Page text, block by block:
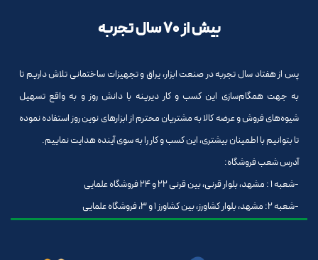
بیش از 70 سال تجربه
پس از هفتاد سال تجربه در صنعت ابزار، یراق و تجهیزات ساختمانی تلاش داریم تا
به جهت همگام‌سازی این کسب و کار دیرینه با دانش روز و به واقع تسهیل
شیوه‌های فروش و عرضه کالا به مشتریان محترم از ابزارهای نوین روز استفاده نموده
تا بتوانیم با اطمینان بیشتری، این کسب و کار را به سوی آینده هدایت نماییم.
آدرس شعب فروشگاه:
-شعبه 1 : مشهد، بلوار قرنی، بین قرنی 22 و 24 فروشگاه علمایی
-شعبه 2: مشهد، بلوار کشاورز، بین کشاورز 1 و 3، فروشگاه علمایی